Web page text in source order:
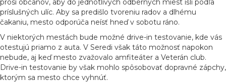
prosí občanov, aby do jednotlivých odberných miest išli podľa
príslušných ulíc. Aby sa predišlo tvoreniu radov a dlhému
čakaniu, mesto odporúča neísť hneď v sobotu ráno.
V niektorých mestách bude možné drive-in testovanie, kde vás
otestujú priamo z auta. V Seredi však táto možnosť napokon
nebude, aj keď mesto zvažovalo amfiteáter a Veterán club.
Drive-in testovanie by však mohlo spôsobovať dopravné zápchy,
ktorým sa mesto chce vyhnúť.